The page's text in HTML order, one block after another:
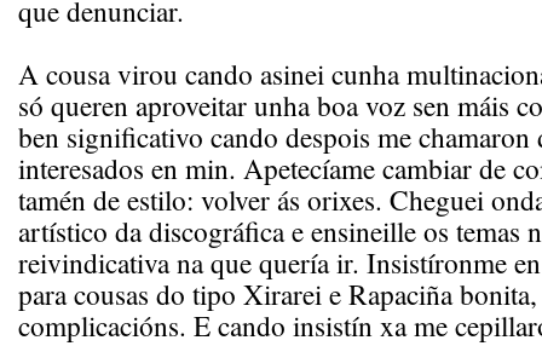
que denunciar.
A cousa virou cando asinei cunha
só queren aproveitar unha boa voz sen máis
ben significativo cando despois me
interesados en min. Apetecíame cambiar de
tamén de estilo: volver ás orixes. Cheguei
artístico da discográfica e ensineille os temas
reivindicativa na que quería ir. Insistíronme
para cousas do tipo Xirarei e Rapaciña
complicacións. E cando insistín xa me